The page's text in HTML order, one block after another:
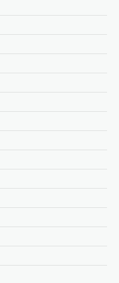
രമേശ്
ഓഗസ്റ്റ്‌ 7, 2026
വെല്ലുവിളിച്ച
രമേശ്
നല്‍കിയതിനെ
പി.കെ.